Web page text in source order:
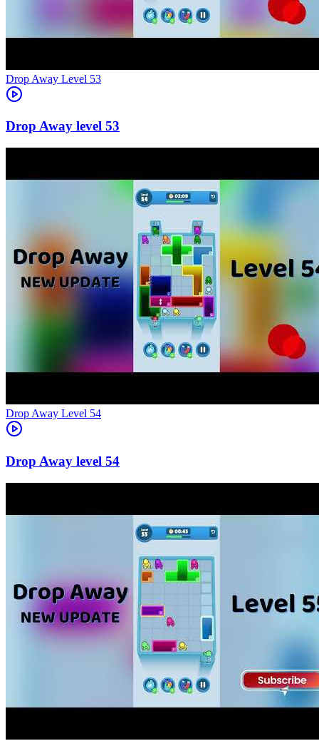
Level 53
53
Level 54
54